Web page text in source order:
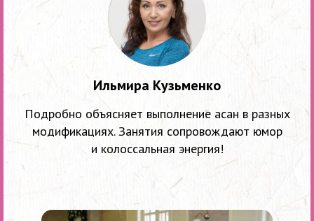
Ильмира Кузьменко
Подробно объясняет выполнение асан в разных
модификациях. Занятия сопровождают юмор
и колоссальная энергия!